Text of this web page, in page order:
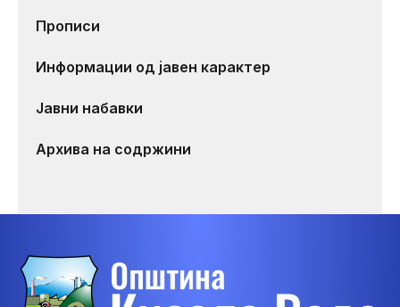
Прописи
Информации од јавен карактер
Јавни набавки
Архива на содржини